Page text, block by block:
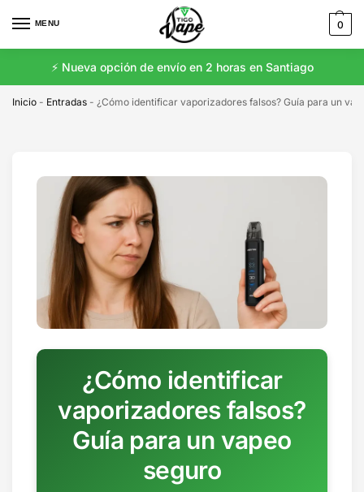
MENU 0
⚡️ Nueva opción de envío en 2 horas en Santiago
Inicio - Entradas - ¿Cómo identificar vaporizadores falsos? Guía para un
¿Cómo identificar
vaporizadores falsos?
Guía para un vapeo
seguro